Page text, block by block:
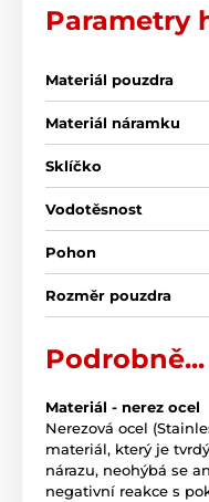
Parametry
Materiál pouzdra
Materiál náramku
Sklíčko
Vodotěsnost
Pohon
Rozměr pouzdra
Podrobně...
Materiál - nerez ocel
Nerezová ocel
materiál, který je
nárazu, neohýbá se
negativní reakce s